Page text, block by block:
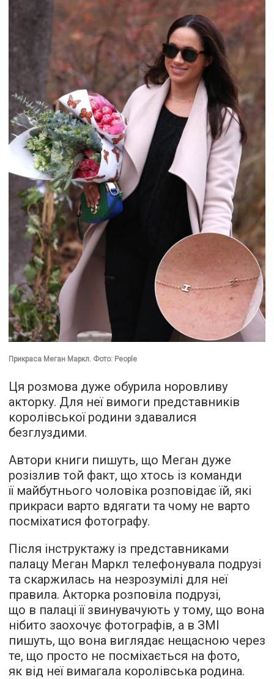
Прикраса Меган Маркл. Фото: People
Ця розмова дуже обурила норовливу
акторку. Для неї вимоги представників
королівської родини здавалися
безглуздими.
Автори книги пишуть, що Меган дуже
розізлив той факт, що хтось із команди
її майбутнього чоловіка розповідає їй, які
прикраси варто вдягати та чому не варто
посміхатися фотографу.
Після інструктажу із представниками
палацу Меган Маркл телефонувала подрузі
та скаржилась на незрозумілі для неї
правила. Акторка розповіла подрузі,
що в палаці її звинувачують у тому, що вона
нібито заохочує фотографів, а в ЗМІ
пишуть, що вона виглядає нещасною через
те, що просто не посміхається на фото,
як від неї вимагала королівська родина.